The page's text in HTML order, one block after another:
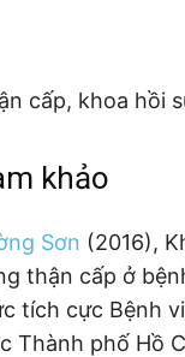
cấp, khoa hồi
khảo
Sơn (2016),
thận cấp ở
tích cực Bệnh
Thành phố Hồ